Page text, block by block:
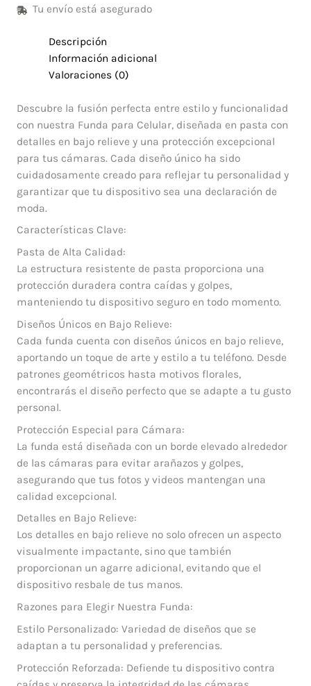
Tu envío está asegurado
Descripción
Información adicional
Valoraciones (0)
Descubre la fusión perfecta entre estilo y funcionalidad
con nuestra Funda para Celular, diseñada en pasta con
detalles en bajo relieve y una protección excepcional
para tus cámaras. Cada diseño único ha sido
cuidadosamente creado para reflejar tu personalidad y
garantizar que tu dispositivo sea una declaración de
moda.
Características Clave:
Pasta de Alta Calidad:
La estructura resistente de pasta proporciona una
protección duradera contra caídas y golpes,
manteniendo tu dispositivo seguro en todo momento.
Diseños Únicos en Bajo Relieve:
Cada funda cuenta con diseños únicos en bajo relieve,
aportando un toque de arte y estilo a tu teléfono. Desde
patrones geométricos hasta motivos florales,
encontrarás el diseño perfecto que se adapte a tu gusto
personal.
Protección Especial para Cámara:
La funda está diseñada con un borde elevado alrededor
de las cámaras para evitar arañazos y golpes,
asegurando que tus fotos y videos mantengan una
calidad excepcional.
Detalles en Bajo Relieve:
Los detalles en bajo relieve no solo ofrecen un aspecto
visualmente impactante, sino que también
proporcionan un agarre adicional, evitando que el
dispositivo resbale de tus manos.
Razones para Elegir Nuestra Funda:
Estilo Personalizado: Variedad de diseños que se
adaptan a tu personalidad y preferencias.
Protección Reforzada: Defiende tu dispositivo contra